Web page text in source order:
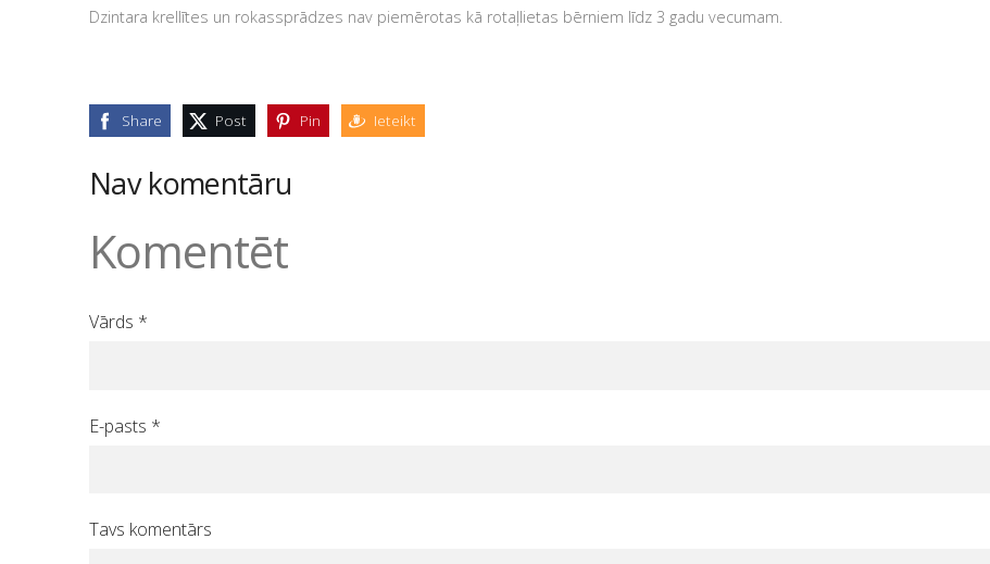
Dzintara krellītes un rokassprādzes nav piemērotas kā rotaļlietas bērniem līdz 3 gadu vecumam.
Share Post Pin Ieteikt
Nav komentāru
Komentēt
Vārds *
E-pasts *
Tavs komentārs